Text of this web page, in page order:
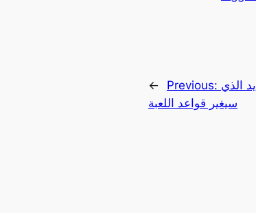
← Previous: الذي
سيغير قواعد اللعبة